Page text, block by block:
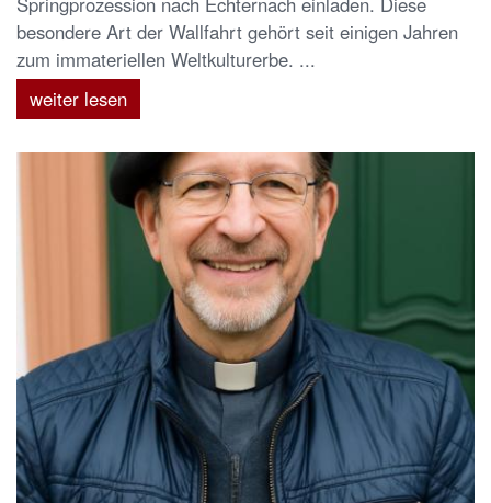
besondere Art der Wallfahrt gehört seit einigen Jahren
zum immateriellen Weltkulturerbe. ...
weiter lesen